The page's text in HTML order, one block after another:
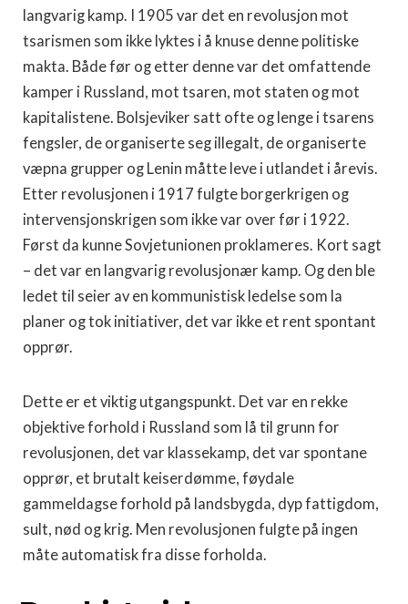
langvarig kamp. I 1905 var det en revolusjon mot
tsarismen som ikke lyktes i å knuse denne politiske
makta. Både før og etter denne var det omfattende
kamper i Russland, mot tsaren, mot staten og mot
kapitalistene. Bolsjeviker satt ofte og lenge i tsarens
fengsler, de organiserte seg illegalt, de organiserte
væpna grupper og Lenin måtte leve i utlandet i årevis.
Etter revolusjonen i 1917 fulgte borgerkrigen og
intervensjonskrigen som ikke var over før i 1922.
Først da kunne Sovjetunionen proklameres. Kort sagt
– det var en langvarig revolusjonær kamp. Og den ble
ledet til seier av en kommunistisk ledelse som la
planer og tok initiativer, det var ikke et rent spontant
opprør.
Dette er et viktig utgangspunkt. Det var en rekke
objektive forhold i Russland som lå til grunn for
revolusjonen, det var klassekamp, det var spontane
opprør, et brutalt keiserdømme, føydale
gammeldagse forhold på landsbygda, dyp fattigdom,
sult, nød og krig. Men revolusjonen fulgte på ingen
måte automatisk fra disse forholda.